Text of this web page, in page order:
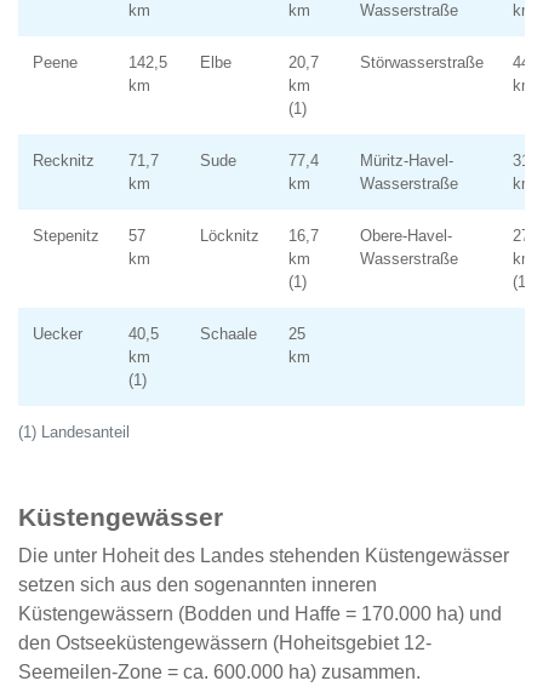
(1) Landesanteil
km
km
Wasserstraße
km
Peene
142,5
km
Elbe
20,7
km
(1)
Störwasserstraße
44,7
km
Recknitz
71,7
km
Sude
77,4
km
Müritz-Havel-
Wasserstraße
31,5
km
Stepenitz
57
km
Löcknitz
16,7
km
(1)
Obere-Havel-
Wasserstraße
27,4
km
(1)
Uecker
40,5
km
(1)
Schaale
25
km
Küstengewässer
Die unter Hoheit des Landes stehenden Küstengewässer
setzen sich aus den sogenannten inneren
Küstengewässern (Bodden und Haffe = 170.000 ha) und
den Ostseeküstengewässern (Hoheitsgebiet 12-
Seemeilen-Zone = ca. 600.000 ha) zusammen.